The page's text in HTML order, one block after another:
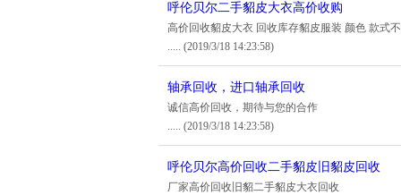
呼伦贝尔二手貂皮大衣高价收购
高价回收貂皮大衣 回收库存貂皮服装 颜色 款式
..... (2019/3/18 14:23:58)
轴承回收，进口轴承回收
诚信高价回收，期待与您的合作
..... (2019/3/18 14:23:58)
呼伦贝尔高价回收二手貂皮旧貂皮回收
厂家高价回收旧貂二手貂皮大衣回收